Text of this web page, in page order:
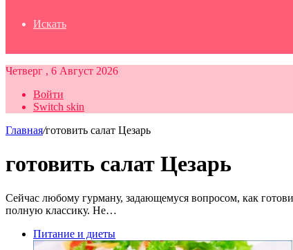
Искать
Четверг , 6 Август 2026
Войти
Switch skin
Главная/готовить салат Цезарь
готовить салат Цезарь
Сейчас любому гурману, задающемуся вопросом, как
полную классику. Не…
Питание и диеты